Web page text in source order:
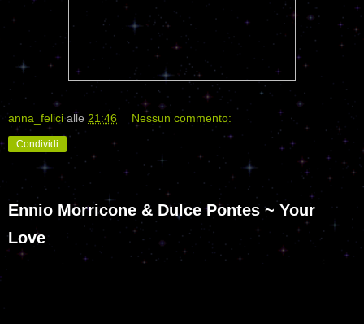
anna_felici alle 21:46 Nessun commento:
Condividi
Ennio Morricone & Dulce Pontes ~ Your
Love